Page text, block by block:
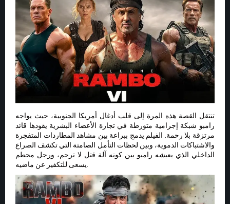
تنتقل القصة هذه المرة إلى قلب أدغال أمريكا الجنوبية، حيث يواجه
رامبو شبكة إجرامية متورطة في تجارة الأعضاء البشرية يقودها قائد
مرتزقة بلا رحمة. الفيلم يدمج ببراعة بين مشاهد المطاردات المتفجرة
والاشتباكات الدموية، وبين لحظات التأمل الصامتة التي تكشف الصراع
الداخلي الذي يعيشه رامبو بين كونه آلة قتل لا ترحم، ورجل محطم
يسعى للتكفير عن ماضيه.